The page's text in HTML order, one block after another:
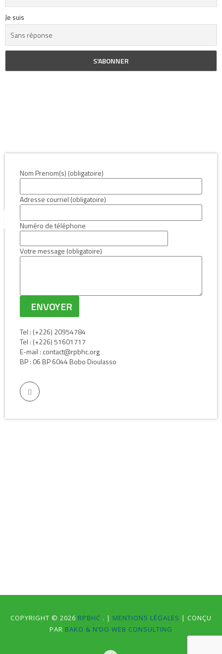
Je suis
Nom Prenom(s) (obligatoire)
Adresse courriel (obligatoire)
Numéro de téléphone
Votre message (obligatoire)
Tel : (+226) 20954784
Tel : (+226) 51601717
E-mail : contact@rpbhc.org
BP : 06 BP 6044 Bobo Dioulasso
COPYRIGHT © 2026 RPBHC . | MENTIONS LÉGALES | CONÇU
PAR BAKO & N‘DO WEB CONSULTING